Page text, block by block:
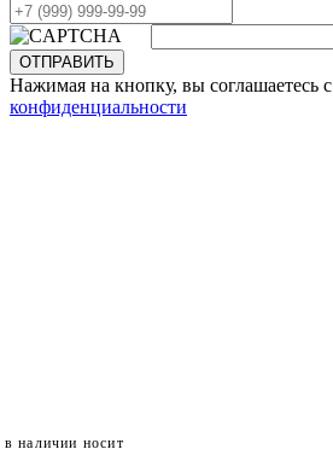
ОТПРАВИТЬ
Нажимая на кнопку, вы соглашаетесь с
конфиденциальности
наличии носит